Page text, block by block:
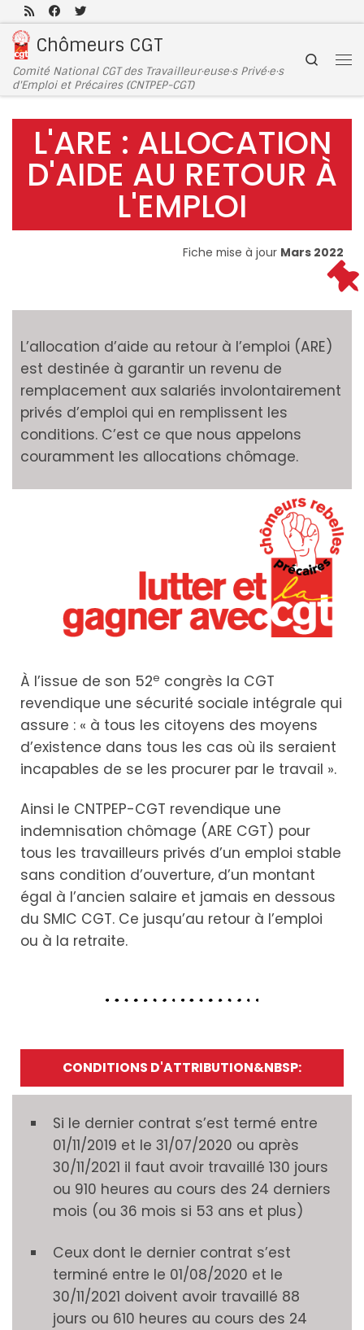
Passer au contenu
Chômeurs CGT
Comité National CGT des Travailleur·euse·s Privé·e·s
d'Emploi et Précaires (CNTPEP-CGT)
Search
L'ARE : ALLOCATION
D'AIDE AU RETOUR À
L'EMPLOI
Fiche mise à jour Mars 2022
L’allocation d’aide au retour à l’emploi (ARE)
est destinée à garantir un revenu de
remplacement aux salariés involontairement
privés d’emploi qui en remplissent les
conditions. C’est ce que nous appelons
couramment les allocations chômage.
À l’issue de son 52e congrès la CGT
revendique une sécurité sociale intégrale qui
assure : « à tous les citoyens des moyens
d’existence dans tous les cas où ils seraient
incapables de se les procurer par le travail ».
Ainsi le CNTPEP-CGT revendique une
indemnisation chômage (ARE CGT) pour
tous les travailleurs privés d’un emploi stable
sans condition d’ouverture, d’un montant
égal à l’ancien salaire et jamais en dessous
du SMIC CGT. Ce jusqu’au retour à l’emploi
ou à la retraite.
CONDITIONS D'ATTRIBUTION&NBSP:
Si le dernier contrat s’est termé entre
01/11/2019 et le 31/07/2020 ou après
30/11/2021 il faut avoir travaillé 130 jours
ou 910 heures au cours des 24 derniers
mois (ou 36 mois si 53 ans et plus)
Ceux dont le dernier contrat s’est
terminé entre le 01/08/2020 et le
30/11/2021 doivent avoir travaillé 88
jours ou 610 heures au cours des 24